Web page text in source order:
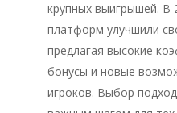
крупных выигрышей. В
платформ улучшили
предлагая высокие
бонусы и новые
игроков. Выбор